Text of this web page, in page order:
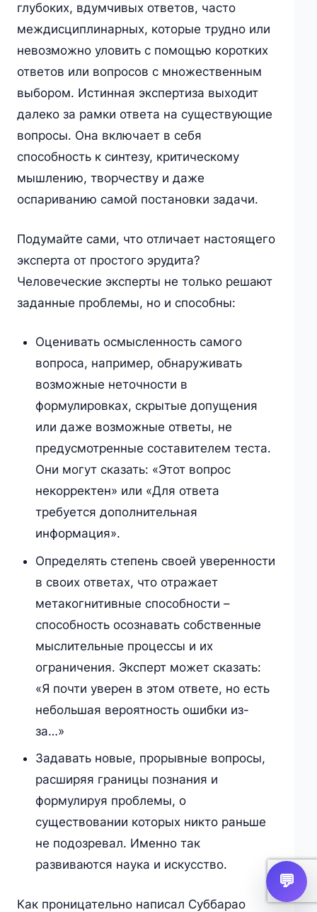
глубоких, вдумчивых ответов, часто
междисциплинарных, которые трудно или
невозможно уловить с помощью коротких
ответов или вопросов с множественным
выбором. Истинная экспертиза выходит
далеко за рамки ответа на существующие
вопросы. Она включает в себя
способность к синтезу, критическому
мышлению, творчеству и даже
оспариванию самой постановки задачи.
Подумайте сами, что отличает настоящего
эксперта от простого эрудита?
Человеческие эксперты не только решают
заданные проблемы, но и способны:
Оценивать осмысленность самого
вопроса, например, обнаруживать
возможные неточности в
формулировках, скрытые допущения
или даже возможные ответы, не
предусмотренные составителем теста.
Они могут сказать: «Этот вопрос
некорректен» или «Для ответа
требуется дополнительная
информация».
Определять степень своей уверенности
в своих ответах, что отражает
метакогнитивные способности –
способность осознавать собственные
мыслительные процессы и их
ограничения. Эксперт может сказать:
«Я почти уверен в этом ответе, но есть
небольшая вероятность ошибки из-
за…»
Задавать новые, прорывные вопросы,
расширяя границы познания и
формулируя проблемы, о
существовании которых никто раньше
не подозревал. Именно так
развиваются наука и искусство.
Как проницательно написал Суббарао
💬